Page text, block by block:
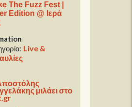
The Fuzz Fest |
Edition @ Ιερά
Live &